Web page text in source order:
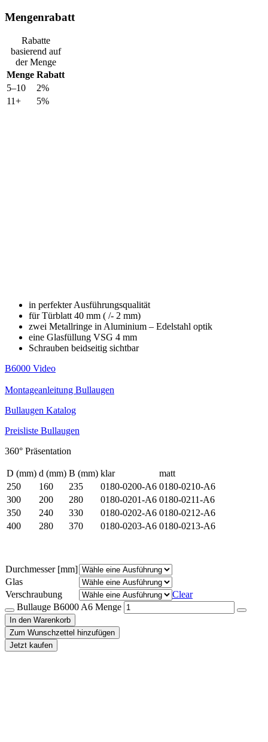
Mengenrabatt
Rabatte
basierend auf
der Menge
Menge Rabatt
5–10
2%
11+
5%
in perfekter Ausführungsqualität
für Türblatt 40 mm ( /- 2 mm)
zwei Metallringe in Aluminium – Edelstahl optik
eine Glasfüllung VSG 4 mm
Schrauben beidseitig sichtbar
B6000 Video
Montageanleitung Bullaugen
Bullaugen Katalog
Preisliste Bullaugen
360° Präsentation
D (mm) d (mm) B (mm) klar
matt
250
160 235 0180-0200-A6 0180-0210-A6
300
200 280 0180-0201-A6 0180-0211-A6
350
240 330 0180-0202-A6 0180-0212-A6
400
280 370 0180-0203-A6 0180-0213-A6
Durchmesser [mm]
Glas
Verschraubung
Clear
Bullauge B6000 A6 Menge
In den Warenkorb
Zum Wunschzettel hinzufügen
Jetzt kaufen